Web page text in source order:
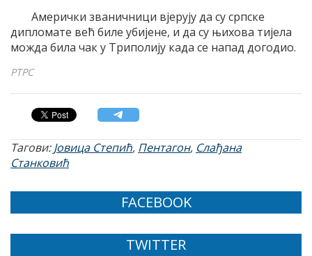
Амерички званичници вјерују да су српске
дипломате већ биле убијене, и да су њихова тијела
можда била чак у Триполију када се напад догодио.
РТРС
Тагови:Јовица Степић, Пентагон, Слађана
Станковић
FACEBOOK
TWITTER